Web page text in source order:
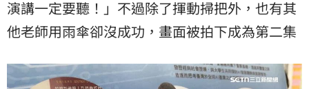
演講一定要聽！」不過除了揮動掃把外，也有其
他老師用雨傘卻沒成功，畫面被拍下成為第二集